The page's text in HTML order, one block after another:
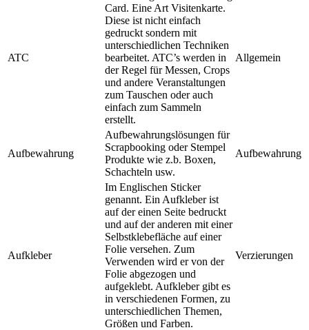
ATC
Card. Eine Art Visitenkarte.
Diese ist nicht einfach
gedruckt sondern mit
unterschiedlichen Techniken
bearbeitet. ATC’s werden in
der Regel für Messen, Crops
und andere Veranstaltungen
zum Tauschen oder auch
einfach zum Sammeln
erstellt.
Allgemein
Aufbewahrung
Aufbewahrungslösungen für
Scrapbooking oder Stempel
Produkte wie z.b. Boxen,
Schachteln usw.
Aufbewahrung
Aufkleber
Im Englischen Sticker
genannt. Ein Aufkleber ist
auf der einen Seite bedruckt
und auf der anderen mit einer
Selbstklebefläche auf einer
Folie versehen. Zum
Verwenden wird er von der
Folie abgezogen und
aufgeklebt. Aufkleber gibt es
in verschiedenen Formen, zu
unterschiedlichen Themen,
Größen und Farben.
Verzierungen